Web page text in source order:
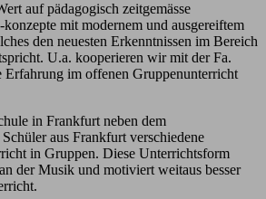
auf pädagogisch zeitgemässe
mit modernem und ausgereiftem
den neuesten Erkenntnissen im Bereich
U.a. kooperieren wir mit der Fa.
Erfahrung im offenen Gruppenunterricht
in Frankfurt neben dem
aus Frankfurt verschiedene
in Gruppen. Diese Unterrichtsform
der Musik und motiviert weitaus besser